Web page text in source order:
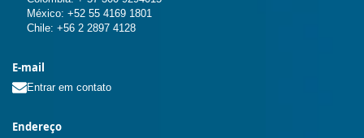
México: +52 55 4169 1801
Chile: +56 2 2897 4128
E-mail
Entrar em contato
Endereço